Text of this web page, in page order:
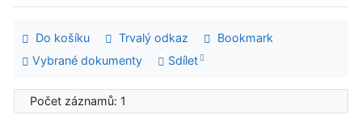
Do košíku Trvalý odkaz
Bookmark
Vybrané dokumenty
Sdílet
Počet záznamů: 1